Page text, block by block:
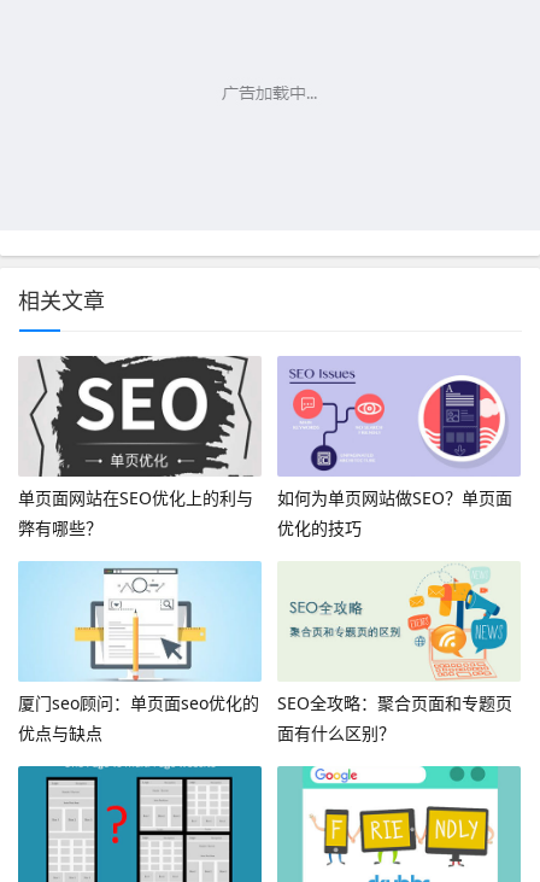
相关文章
单页面网站在SEO优化上的利与
弊有哪些？
如何为单页网站做SEO？单页面
优化的技巧
厦门seo顾问：单页面seo优化的
优点与缺点
SEO全攻略：聚合页面和专题页
面有什么区别？